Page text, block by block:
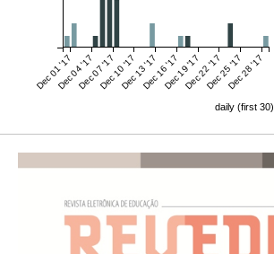
Dec 01 '17Dec 04 '17Dec 07 '17Dec 10 '17Dec 13 '17Dec 16 '17Dec 19 '17Dec 22 '17Dec 25 '17Dec 28 '17
daily (first 30)